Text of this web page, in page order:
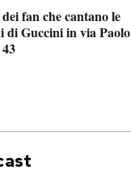
fan che cantano le
di Guccini in via Paolo